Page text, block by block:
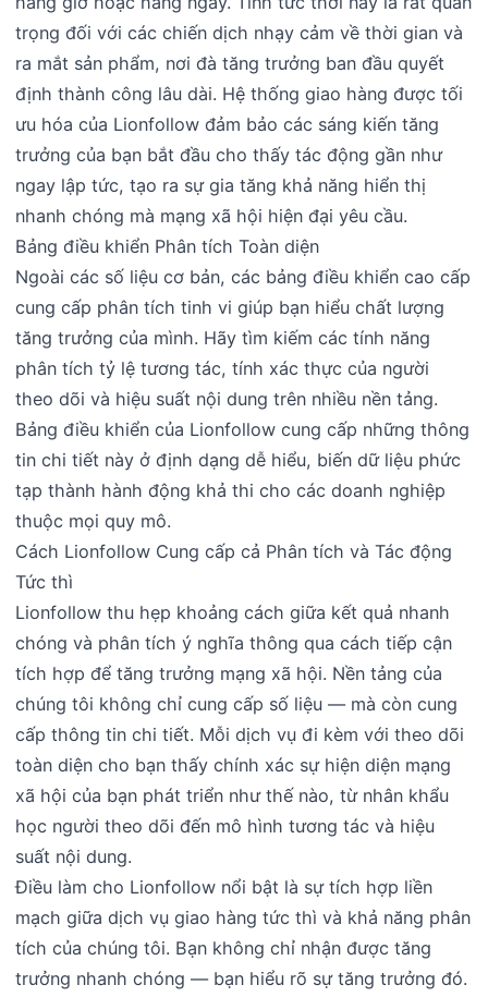
trọng đối với các chiến dịch nhạy cảm về thời gian và
ra mắt sản phẩm, nơi đà tăng trưởng ban đầu quyết
định thành công lâu dài. Hệ thống giao hàng được tối
ưu hóa của Lionfollow đảm bảo các sáng kiến tăng
trưởng của bạn bắt đầu cho thấy tác động gần như
ngay lập tức, tạo ra sự gia tăng khả năng hiển thị
nhanh chóng mà mạng xã hội hiện đại yêu cầu.
Bảng điều khiển Phân tích Toàn diện
Ngoài các số liệu cơ bản, các bảng điều khiển cao cấp
cung cấp phân tích tinh vi giúp bạn hiểu chất lượng
tăng trưởng của mình. Hãy tìm kiếm các tính năng
phân tích tỷ lệ tương tác, tính xác thực của người
theo dõi và hiệu suất nội dung trên nhiều nền tảng.
Bảng điều khiển của Lionfollow cung cấp những thông
tin chi tiết này ở định dạng dễ hiểu, biến dữ liệu phức
tạp thành hành động khả thi cho các doanh nghiệp
thuộc mọi quy mô.
Cách Lionfollow Cung cấp cả Phân tích và Tác động
Tức thì
Lionfollow thu hẹp khoảng cách giữa kết quả nhanh
chóng và phân tích ý nghĩa thông qua cách tiếp cận
tích hợp để tăng trưởng mạng xã hội. Nền tảng của
chúng tôi không chỉ cung cấp số liệu — mà còn cung
cấp thông tin chi tiết. Mỗi dịch vụ đi kèm với theo dõi
toàn diện cho bạn thấy chính xác sự hiện diện mạng
xã hội của bạn phát triển như thế nào, từ nhân khẩu
học người theo dõi đến mô hình tương tác và hiệu
suất nội dung.
Điều làm cho Lionfollow nổi bật là sự tích hợp liền
mạch giữa dịch vụ giao hàng tức thì và khả năng phân
tích của chúng tôi. Bạn không chỉ nhận được tăng
trưởng nhanh chóng — bạn hiểu rõ sự tăng trưởng đó.